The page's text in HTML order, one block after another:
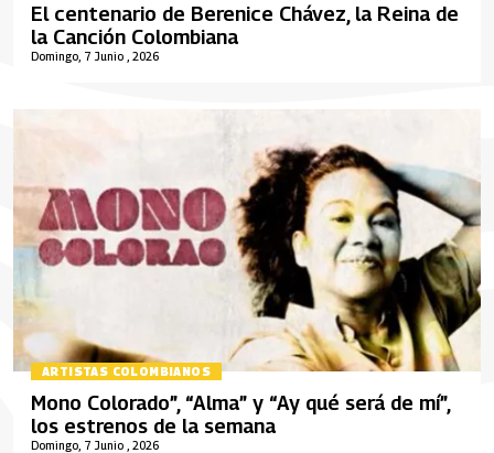
Domingo, 7 Junio , 2026
El centenario de Berenice Chávez, la Reina de
la Canción Colombiana
ARTISTAS COLOMBIANOS
Domingo, 7 Junio , 2026
Mono Colorado”, “Alma” y “Ay qué será de mí”,
los estrenos de la semana